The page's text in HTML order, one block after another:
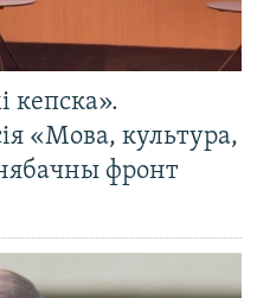
кепска».
«Мова, культура,
фронт